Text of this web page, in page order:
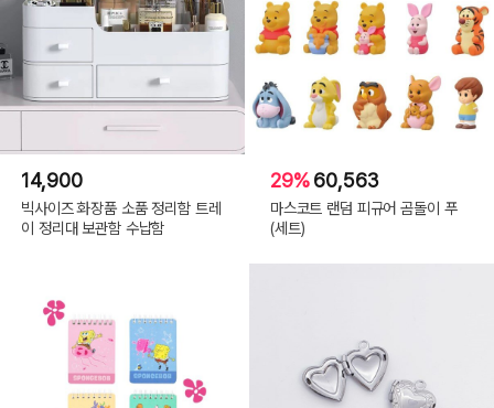
14,900
빅사이즈 화장품 소품 정리함 트레
이 정리대 보관함 수납함
29%60,563
마스코트 랜덤 피규어 곰돌이 푸
(세트)